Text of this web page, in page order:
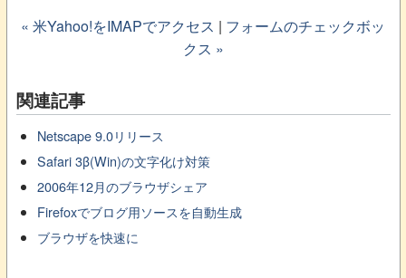
« 米Yahoo!をIMAPでアクセス | フォームのチェックボッ
クス »
関連記事
Netscape 9.0リリース
Safari 3β(Win)の文字化け対策
2006年12月のブラウザシェア
Firefoxでブログ用ソースを自動生成
ブラウザを快速に